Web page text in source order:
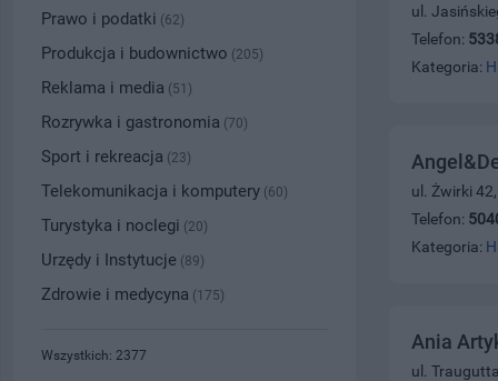
ul.
Telefon:
Kategoria:
ul. Żwirki
Telefon:
Kategoria:
Ania
ul.
Prawo i podatki (62)
Produkcja i budownictwo (205)
Reklama i media (51)
Rozrywka i gastronomia (70)
Sport i rekreacja (23)
Telekomunikacja i komputery (60)
Turystyka i noclegi (20)
Urzędy i Instytucje (89)
Zdrowie i medycyna (175)
Wszystkich: 2377